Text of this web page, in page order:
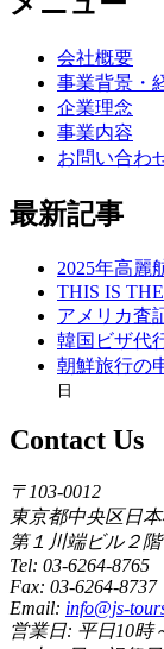
会社概要
事業背景・
企業理念
事業内容
お問い合わ
最新記事
2025年高麗
THIS IS
アメリカ査
韓国ビザ代
朝鮮旅行の
日
Contact Us
〒103-0012
東京都中央区日
第１川端ビル２階
Tel: 03-6264-8765
Fax: 03-6264-8737
Email: info@js-
営業日: 平日10時